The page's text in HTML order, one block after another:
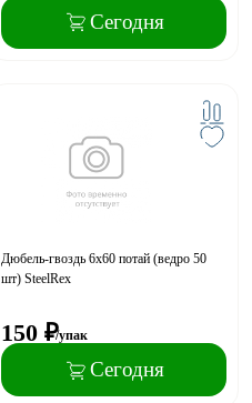
Сегодня
Дюбель-гвоздь 6x60 потай (ведро 50
шт) SteelRex
150 ₽/упак
Сегодня